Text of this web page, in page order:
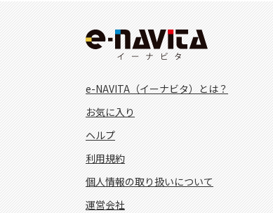
e-NAVITA（イーナビタ）とは？
お気に入り
ヘルプ
利用規約
個人情報の取り扱いについて
運営会社